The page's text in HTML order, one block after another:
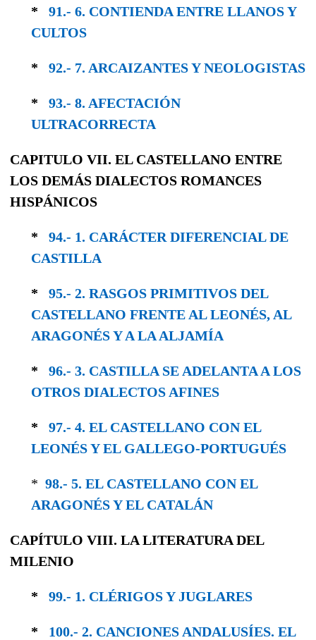
* 91.- 6. CONTIENDA ENTRE LLANOS Y
CULTOS
* 92.- 7. ARCAIZANTES Y NEOLOGISTAS
* 93.- 8. AFECTACIÓN
ULTRACORRECTA
CAPITULO VII. EL CASTELLANO ENTRE
LOS DEMÁS DIALECTOS ROMANCES
HISPÁNICOS
* 94.- 1. CARÁCTER DIFERENCIAL DE
CASTILLA
* 95.- 2. RASGOS PRIMITIVOS DEL
CASTELLANO FRENTE AL LEONÉS, AL
ARAGONÉS Y A LA ALJAMÍA
* 96.- 3. CASTILLA SE ADELANTA A LOS
OTROS DIALECTOS AFINES
* 97.- 4. EL CASTELLANO CON EL
LEONÉS Y EL GALLEGO-PORTUGUÉS
* 98.- 5. EL CASTELLANO CON EL
ARAGONÉS Y EL CATALÁN
CAPÍTULO VIII. LA LITERATURA DEL
MILENIO
* 99.- 1. CLÉRIGOS Y JUGLARES
* 100.- 2. CANCIONES ANDALUSÍES. EL